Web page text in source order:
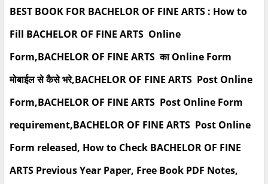
BEST BOOK FOR BACHELOR OF FINE ARTS : How to
Fill BACHELOR OF FINE ARTS Online
Form,BACHELOR OF FINE ARTS का Online Form
मोबाईल से कैसे भरे,BACHELOR OF FINE ARTS Post Online
Form,BACHELOR OF FINE ARTS Post Online Form
requirement,BACHELOR OF FINE ARTS Post Online
Form released, How to Check BACHELOR OF FINE
ARTS Previous Year Paper, Free Book PDF Notes,